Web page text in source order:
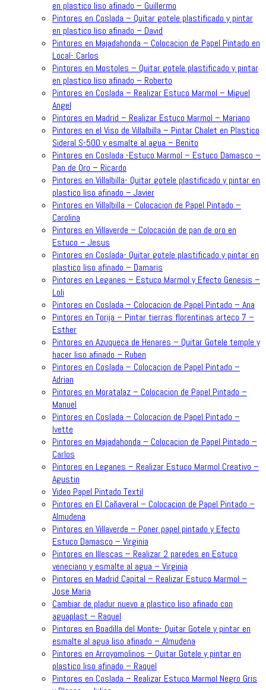
en plastico liso afinado – Guillermo
Pintores en Coslada – Quitar gotele plastificado y pintar
en plastico liso afinado – David
Pintores en Majadahonda – Colocacion de Papel Pintado en
Local- Carlos
Pintores en Mostoles – Quitar gotele plastificado y pintar
en plastico liso afinado – Roberto
Pintores en Coslada – Realizar Estuco Marmol – Miguel
Angel
Pintores en Madrid – Realizar Estuco Marmol – Mariano
Pintores en el Viso de Villalbilla – Pintar Chalet en Plastico
Sideral S-500 y esmalte al agua – Benito
Pintores en Coslada -Estuco Marmol – Estuco Damasco –
Pan de Oro – Ricardo
Pintores en Villalbilla- Quitar gotele plastificado y pintar en
plastico liso afinado – Javier
Pintores en Villalbilla – Colocacion de Papel Pintado –
Carolina
Pintores en Villaverde – Colocación de pan de oro en
Estuco – Jesus
Pintores en Coslada- Quitar gotele plastificado y pintar en
plastico liso afinado – Damaris
Pintores en Leganes – Estuco Marmol y Efecto Genesis –
Loli
Pintores en Coslada – Colocacion de Papel Pintado – Ana
Pintores en Torija – Pintar tierras florentinas arteco 7 –
Esther
Pintores en Azuqueca de Henares – Quitar Gotele temple y
hacer liso afinado – Ruben
Pintores en Coslada – Colocacion de Papel Pintado –
Adrian
Pintores en Moratalaz – Colocacion de Papel Pintado –
Manuel
Pintores en Coslada – Colocacion de Papel Pintado –
Ivette
Pintores en Majadahonda – Colocacion de Papel Pintado –
Carlos
Pintores en Leganes – Realizar Estuco Marmol Creativo –
Agustin
Video Papel Pintado Textil
Pintores en El Cañaveral – Colocacion de Papel Pintado –
Almudena
Pintores en Villaverde – Poner papel pintado y Efecto
Estuco Damasco – Virginia
Pintores en Illescas – Realizar 2 paredes en Estuco
veneciano y esmalte al agua – Virginia
Pintores en Madrid Capital – Realizar Estuco Marmol –
Jose Maria
Cambiar de pladur nuevo a plastico liso afinado con
aguaplast – Raquel
Pintores en Boadilla del Monte- Quitar Gotele y pintar en
esmalte al agua liso afinado – Almudena
Pintores en Arroyomolinos – Quitar Gotele y pintar en
plastico liso afinado – Raquel
Pintores en Coslada – Realizar Estuco Marmol Negro Gris